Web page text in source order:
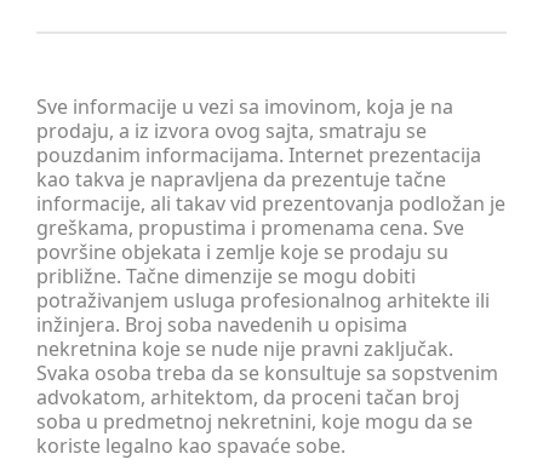
Sve informacije u vezi sa imovinom, koja je na
prodaju, a iz izvora ovog sajta, smatraju se
pouzdanim informacijama. Internet prezentacija
kao takva je napravljena da prezentuje tačne
informacije, ali takav vid prezentovanja podložan je
greškama, propustima i promenama cena. Sve
površine objekata i zemlje koje se prodaju su
približne. Tačne dimenzije se mogu dobiti
potraživanjem usluga profesionalnog arhitekte ili
inžinjera. Broj soba navedenih u opisima
nekretnina koje se nude nije pravni zaključak.
Svaka osoba treba da se konsultuje sa sopstvenim
advokatom, arhitektom, da proceni tačan broj
soba u predmetnoj nekretnini, koje mogu da se
koriste legalno kao spavaće sobe.